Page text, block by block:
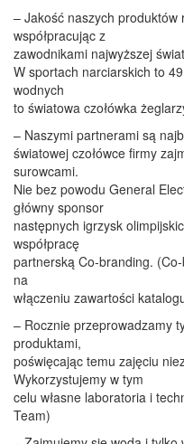
– Jakość naszych produktów
współpracując z
zawodnikami najwyższej
W sportach narciarskich to
wodnych
to światowa czołówka
– Naszymi partnerami są
światowej czołówce firmy
surowcami.
Nie bez powodu General
główny sponsor
następnych igrzysk
współpracę
partnerską Co-branding.
na
włączeniu zawartości
– Rocznie przeprowadzamy
produktami,
poświęcając temu zajęciu
Wykorzystujemy w tym
celu własne laboratoria i
Team)